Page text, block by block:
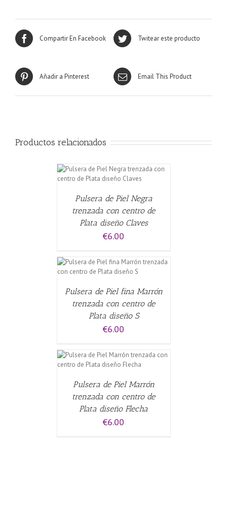
Compartir En Facebook Twitear este producto
Añadir a Pinterest Email This Product
Productos relacionados
Pulsera de Piel Negra
trenzada con centro de
Plata diseño Claves
€6.00
Pulsera de Piel fina Marrón
trenzada con centro de
Plata diseño S
€6.00
Pulsera de Piel Marrón
trenzada con centro de
Plata diseño Flecha
€6.00